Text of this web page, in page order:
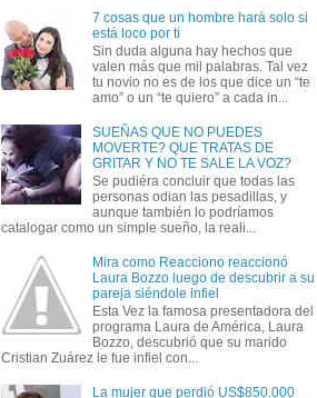
7 cosas que un hombre hará solo si
está loco por ti
Sin duda alguna hay hechos que
valen más que mil palabras. Tal vez
tu novio no es de los que dice un “te
amo” o un “te quiero” a cada in...
SUEÑAS QUE NO PUEDES
MOVERTE? QUE TRATAS DE
GRITAR Y NO TE SALE LA VOZ?
Se pudiéra concluir que todas las
personas odian las pesadillas, y
aunque también lo podríamos
catalogar como un simple sueño, la reali...
Mira como Reacciono reaccionó
Laura Bozzo luego de descubrir a su
pareja siéndole infiel
Esta Vez la famosa presentadora del
programa Laura de América, Laura
Bozzo, descubrió que su marido
Cristian Zuárez le fue infiel con...
La mujer que perdió US$850.000